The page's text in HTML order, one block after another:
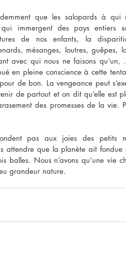
que les salopards à qui
immergent des pays entiers
de nos enfants, la
mésanges, loutres, guêpes,
avec qui nous ne faisons qu’un,
en pleine conscience à cette
de bon. La vengeance peut
de partout et on dit qu’elle est
des promesses de la vie.
pas aux joies des petits
attendre que la planète ait fondue
balles. Nous n’avons qu’une vie
grandeur nature.